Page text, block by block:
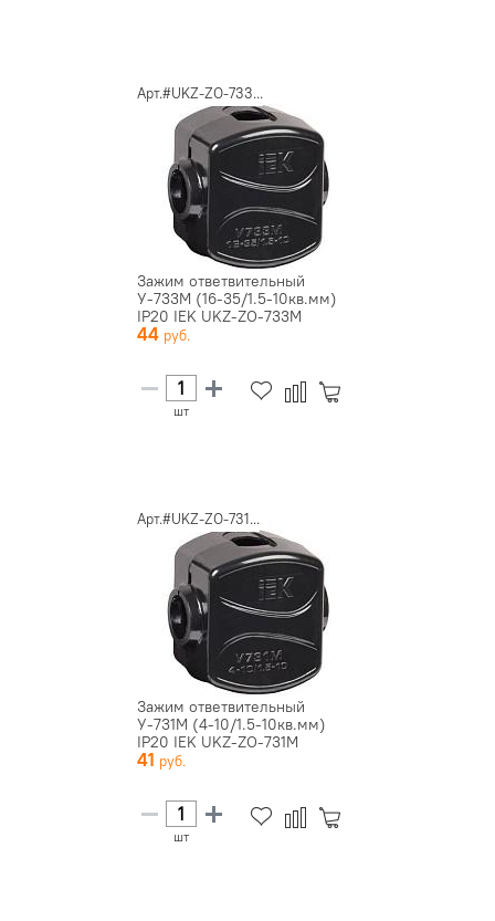
Арт.#UKZ-ZO-733...
Зажим ответвительный
У-733М (16-35/1.5-10кв.мм)
IP20 IEK UKZ-ZO-733M
44
шт
Арт.#UKZ-ZO-731...
Зажим ответвительный
У-731М (4-10/1.5-10кв.мм)
IP20 IEK UKZ-ZO-731M
41
шт